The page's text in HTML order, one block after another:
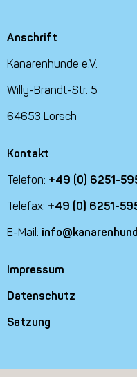
Anschrift
Kanarenhunde e.V.
Willy-Brandt-Str. 5
64653 Lorsch
Kontakt
Telefon: +49 (0) 6251-
Telefax: +49 (0) 6251-
E-Mail:
Impressum
Datenschutz
Satzung